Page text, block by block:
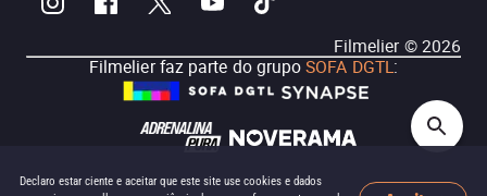
Declaro estar ciente e aceitar que este site use cookies e dados
Filmelier ©2026
Filmelier faz parte do grupoSOFA DGTL: